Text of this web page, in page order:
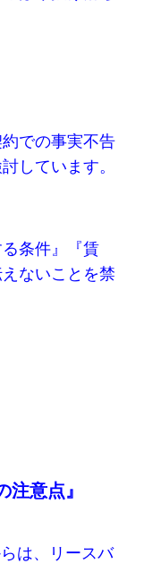
での事実不告
しています。
条件』『賃
ないことを禁
意点』
は、リースバ